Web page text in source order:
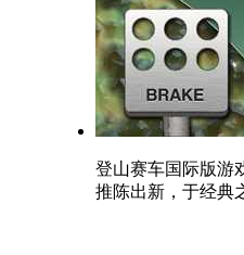
登山赛车国际版游
推陈出新，于经典